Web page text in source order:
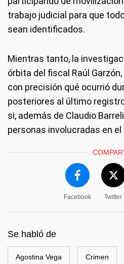
trabajo judicial para que
sean identificados.
Mientras tanto, la
órbita del fiscal Raúl
con precisión qué ocurrió
posteriores al último
si, además de Claudio
personas involucradas en el
Facebook Twitter
Se habló de
Agostina Vega Crimen